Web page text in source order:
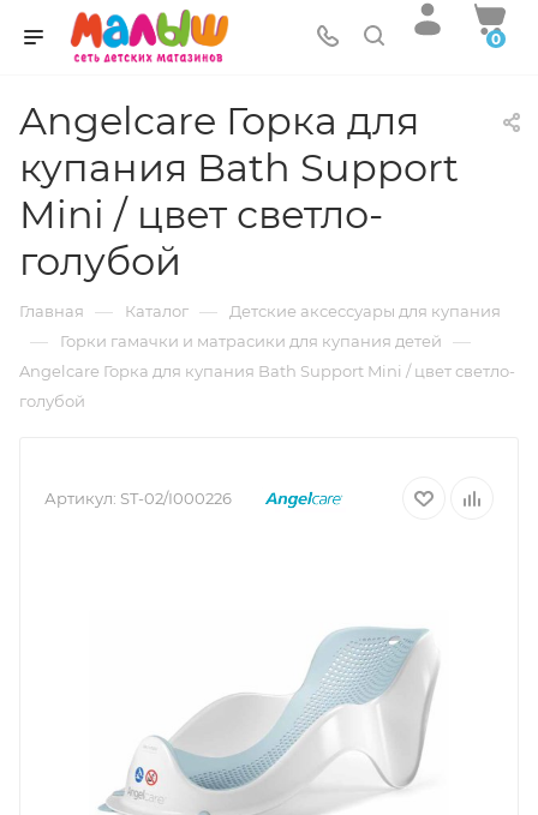
0
Angelcare Горка для
купания Bath Support
Mini / цвет светло-
голубой
Главная — Каталог — Детские аксессуары для купания
— Горки гамачки и матрасики для купания детей —
Angelcare Горка для купания Bath Support Mini / цвет светло-
голубой
Артикул: ST-02/I000226